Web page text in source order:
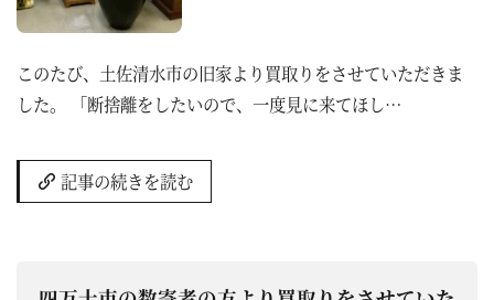
このたび、土佐清水市の旧家より買取りをさせていただきま
した。 「断捨離をしたいので、一度見に来てほし…
記事の続きを読む